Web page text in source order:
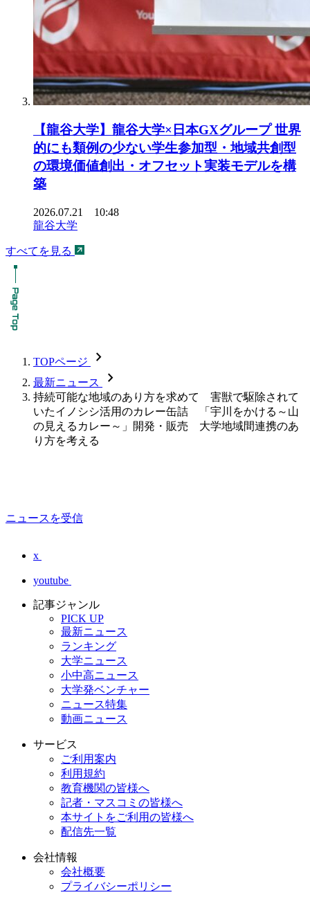
【龍谷大学】龍谷大学×日本GXグループ 世界
的にも類例の少ない学生参加型・地域共創型
の環境価値創出・オフセット実装モデルを構
築
2026.07.21 10:48
龍谷大学
すべてを見る
TOPページ chevron_forward
最新ニュース chevron_forward
持続可能な地域のあり方を求めて 害獣で駆除されて
いたイノシシ活用のカレー缶詰 「宇川をかける～山
の見えるカレー～」開発・販売 大学地域間連携のあ
り方を考える
ニュースを受信
x
youtube
記事ジャンル
PICK UP
最新ニュース
ランキング
大学ニュース
小中高ニュース
大学発ベンチャー
ニュース特集
動画ニュース
サービス
ご利用案内
利用規約
教育機関の皆様へ
記者・マスコミの皆様へ
本サイトをご利用の皆様へ
配信先一覧
会社情報
会社概要
プライバシーポリシー